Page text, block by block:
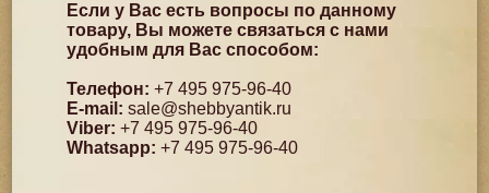
Если у Вас есть вопросы по данному
товару, Вы можете связаться с нами
удобным для Вас способом:
Телефон: +7 495 975-96-40
E-mail: sale@shebbyantik.ru
Viber: +7 495 975-96-40
Whatsapp: +7 495 975-96-40